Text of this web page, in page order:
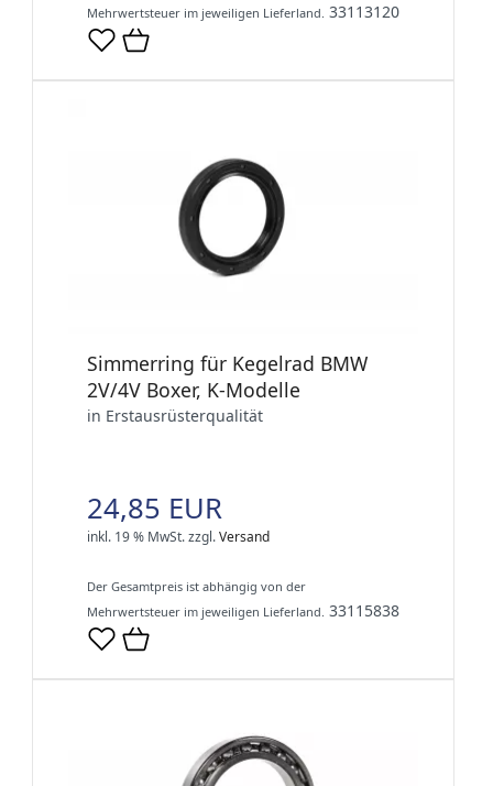
Mehrwertsteuer im jeweiligen Lieferland. 33113120
Simmerring für Kegelrad BMW
2V/4V Boxer, K-Modelle
in Erstausrüsterqualität
24,85 EUR
inkl. 19 % MwSt.zzgl.Versand
Der Gesamtpreis ist abhängig von der
Mehrwertsteuer im jeweiligen Lieferland. 33115838